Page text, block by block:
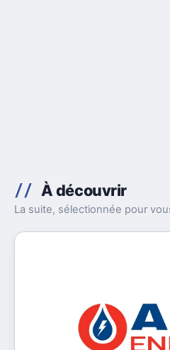
À découvrir
La suite, sélectionnée pour